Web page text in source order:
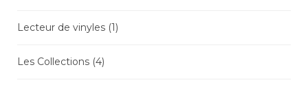
Lecteur de vinyles (1)
Les Collections (4)